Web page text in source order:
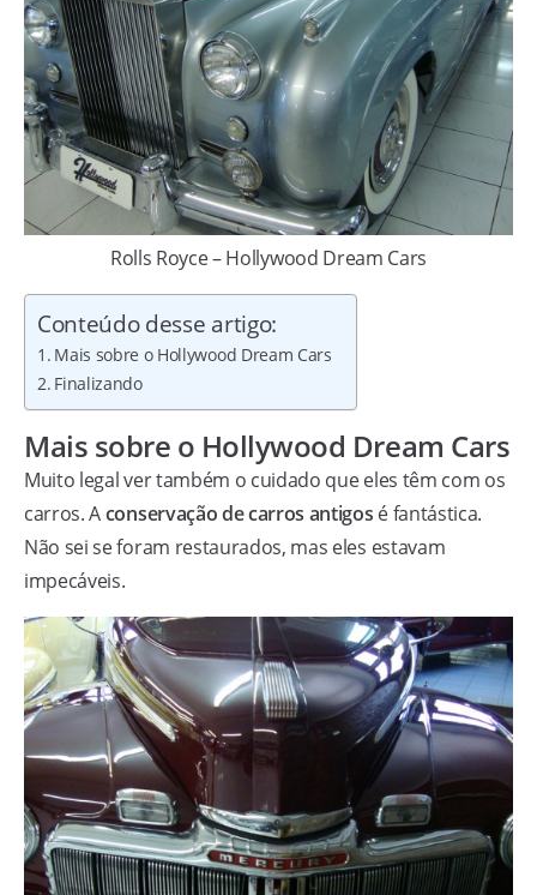
Rolls Royce – Hollywood Dream Cars
Conteúdo desse artigo:
Mais sobre o Hollywood Dream Cars
Finalizando
Mais sobre o Hollywood Dream Cars
Muito legal ver também o cuidado que eles têm com os
carros. Aconservação de carros antigos é fantástica.
Não sei se foram restaurados, mas eles estavam
impecáveis.